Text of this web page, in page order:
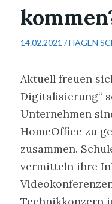
14.02.2021 /HAGEN
Aktuell freuen
Digitalisierung“
Unternehmen
HomeOffice zu
zusammen.
vermitteln ihre